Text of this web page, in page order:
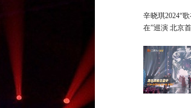
辛晓琪2024“
在”巡演 北京